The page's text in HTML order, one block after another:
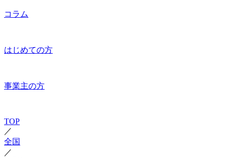
コラム
はじめての方
事業主の方
TOP
／
全国
／